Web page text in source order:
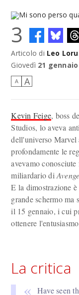
Mi sono perso
3
Articolo di Leo
Giovedì 21 gennaio
A A
Kevin Feige, boss
Studios, lo aveva
dell'universo Marvel
profondamente le
avevamo
miliardario di
E la dimostrazione
grande schermo ma
il 15 gennaio, i cui
ottenere
La critica
Have seen